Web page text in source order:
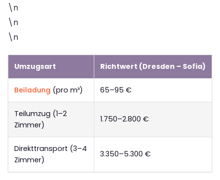
\n
\n
\n
Umzugsart Richtwert (Dresden – Sofia)
Beiladung (pro m³) 65–95 €
Teilumzug (1–2
Zimmer)
1.750–2.800 €
Direkttransport (3–4
Zimmer)
3.350–5.300 €